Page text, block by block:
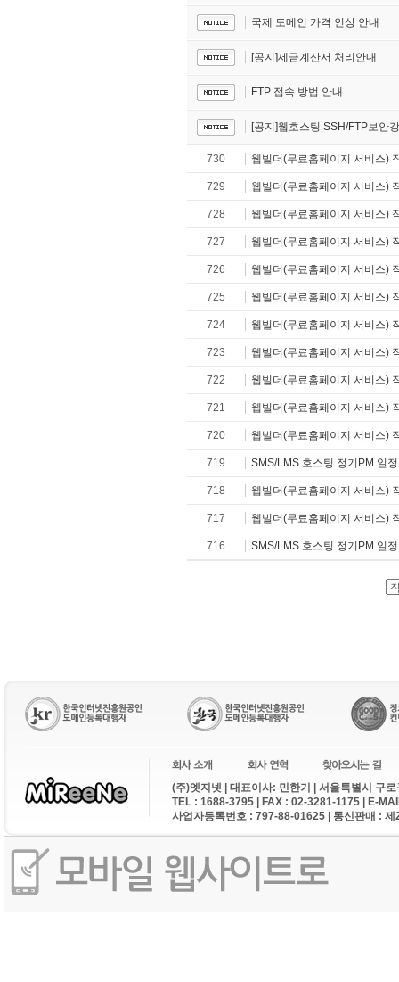
국제 도메인 가격 인상 안내
[공지]세금계산서 처리안내
FTP 접속 방법 안내
[공지]웹호스팅 SSH/FTP보안
730 웹빌더(무료홈페이지 서비스)
729 웹빌더(무료홈페이지 서비스)
728 웹빌더(무료홈페이지 서비스)
727 웹빌더(무료홈페이지 서비스)
726 웹빌더(무료홈페이지 서비스)
725 웹빌더(무료홈페이지 서비스)
724 웹빌더(무료홈페이지 서비스)
723 웹빌더(무료홈페이지 서비스)
722 웹빌더(무료홈페이지 서비스)
721 웹빌더(무료홈페이지 서비스)
720 웹빌더(무료홈페이지 서비스)
719 SMS/LMS 호스팅 정기PM 일
718 웹빌더(무료홈페이지 서비스)
717 웹빌더(무료홈페이지 서비스)
716 SMS/LMS 호스팅 정기PM 일
(주)엣지넷 | 대표이사: 민한기 | 서울특별시 구
TEL : 1688-3795 | FAX : 02-3281-1175 | E-
사업자등록번호 : 797-88-01625 | 통신판매 :